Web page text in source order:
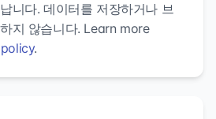
니다. 데이터를 저장하거나 브
지 않습니다. Learn more
.